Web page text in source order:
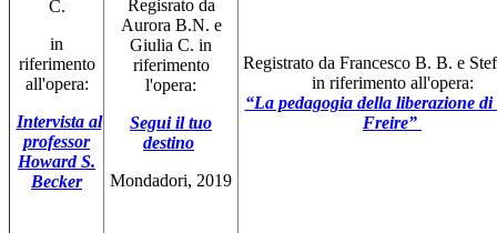
C.
in
riferimento
all'opera:
Intervista al
professor
Howard S.
Becker
Regisrato da
Aurora B.N. e
Giulia C. in
riferimento
l'opera:
Segui il tuo
destino
Mondadori, 2019
Registrato da Francesco B. B. e
in riferimento all'opera:
“La pedagogia della liberazione
Freire”